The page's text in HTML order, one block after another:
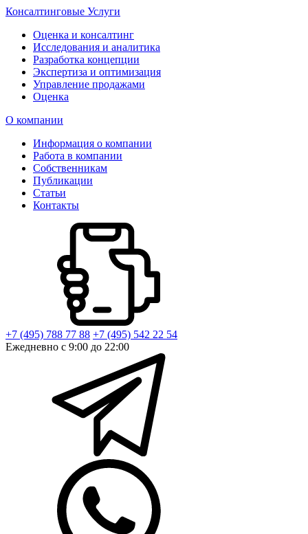
Консалтинговые Услуги
Оценка и консалтинг
Исследования и аналитика
Разработка концепции
Экспертиза и оптимизация
Управление продажами
Оценка
О компании
Информация о компании
Работа в компании
Собственникам
Публикации
Статьи
Контакты
+7 (495) 788 77 88 +7 (495) 542 22 54
Ежедневно с 9:00 до 22:00